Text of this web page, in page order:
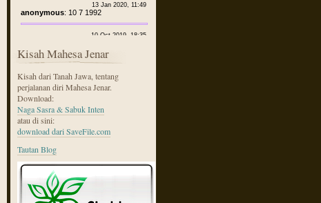
Kisah Mahesa Jenar
Kisah dari Tanah Jawa, tentang
perjalanan diri Mahesa Jenar.
Download:
Naga Sasra & Sabuk Inten
atau di sini:
download dari SaveFile.com
Tautan Blog